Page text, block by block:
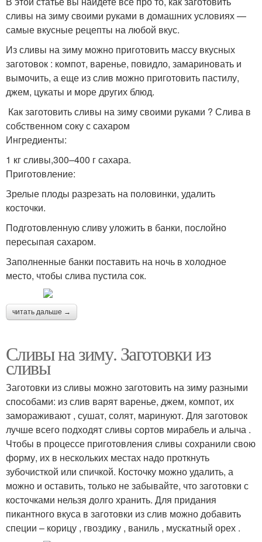
сливы на зиму своими руками в домашних условиях —
самые вкусные рецепты на любой вкус.
Из сливы на зиму можно приготовить массу вкусных
заготовок : компот, варенье, повидло, замариновать и
вымочить, а еще из слив можно приготовить пастилу,
джем, цукаты и море других блюд.
Как заготовить сливы на зиму своими руками ? Слива в
собственном соку с сахаром
Ингредиенты:
1 кг сливы,300–400 г сахара.
Приготовление:
Зрелые плоды разрезать на половинки, удалить
косточки.
Подготовленную сливу уложить в банки, послойно
пересыпая сахаром.
Заполненные банки поставить на ночь в холодное
место, чтобы слива пустила сок.
читать дальше →
Сливы на зиму. Заготовки из
сливы
Заготовки из сливы можно заготовить на зиму разными
способами: из слив варят варенье, джем, компот, их
замораживают , сушат, солят, маринуют. Для заготовок
лучше всего подходят сливы сортов мирабель и алыча .
Чтобы в процессе приготовления сливы сохранили свою
форму, их в нескольких местах надо проткнуть
зубочисткой или спичкой. Косточку можно удалить, а
можно и оставить, только не забывайте, что заготовки с
косточками нельзя долго хранить. Для придания
пикантного вкуса в заготовки из слив можно добавить
специи – корицу , гвоздику , ваниль , мускатный орех .